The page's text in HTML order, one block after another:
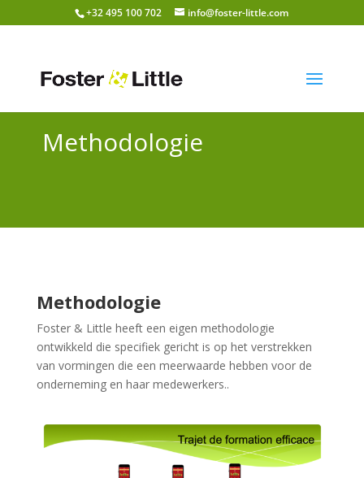
+32 495 100 702 info@foster-little.com
Methodologie
Methodologie
Foster & Little heeft een eigen methodologie
ontwikkeld die specifiek gericht is op het verstrekken
van vormingen die een meerwaarde hebben voor de
onderneming en haar medewerkers..